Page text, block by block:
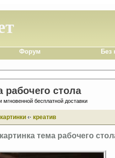
Форум Без
рабочего стола
бесплатной доставки
‹· креатив
тема рабочего